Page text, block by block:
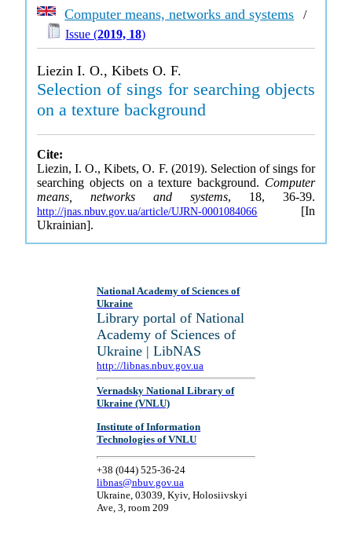
Computer means, networks and systems /
Issue (2019, 18)
Liezin I. O., Kibets O. F.
Selection of sings for searching objects
on a texture background
Cite:
Liezin, I. O., Kibets, O. F. (2019). Selection of sings for
searching objects on a texture background. Computer
means, networks and systems, 18, 36-39.
http://jnas.nbuv.gov.ua/article/UJRN-0001084066 [In
Ukrainian].
National Academy of Sciences of
Ukraine
Library portal of National
Academy of Sciences of
Ukraine | LibNAS
http://libnas.nbuv.gov.ua
Vernadsky National Library of
Ukraine (VNLU)
Institute of Information
Technologies of VNLU
+38 (044) 525-36-24
libnas@nbuv.gov.ua
Ukraine, 03039, Kyiv, Holosiivskyi
Ave, 3, room 209